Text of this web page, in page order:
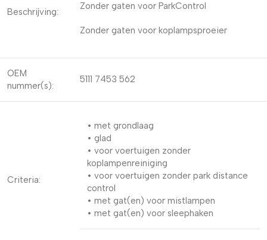
Beschrijving:
Zonder gaten voor ParkControl
Zonder gaten voor koplampsproeier
OEM
nummer(s):
5111 7453 562
Criteria:
• met grondlaag
• glad
• voor voertuigen zonder
koplampenreiniging
• voor voertuigen zonder park distance
control
• met gat(en) voor mistlampen
• met gat(en) voor sleephaken